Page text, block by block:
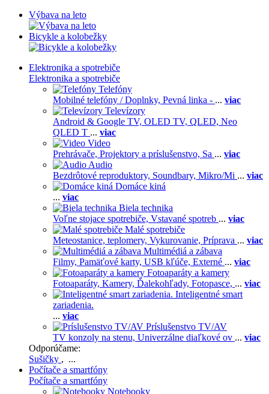
Výbava na leto
Bicykle a kolobežky
Elektronika a spotrebiče
Elektronika a spotrebiče
Telefóny
Mobilné telefóny / Doplnky, Pevná linka - ... viac
Televízory
Android & Google TV, OLED TV, QLED, Neo
QLED T ... viac
Video
Prehrávače, Projektory a príslušenstvo, Sa ... viac
Audio
Bezdrôtové reproduktory, Soundbary, Mikro/Mi ... viac
Domáce kiná
... viac
Biela technika
Voľne stojace spotrebiče, Vstavané spotreb ... viac
Malé spotrebiče
Meteostanice, teplomery, Vykurovanie, Príprava ... viac
Multimédiá a zábava
Filmy, Pamäťové karty, USB kľúče, Externé ... viac
Fotoaparáty a kamery
Fotoaparáty, Kamery, Ďalekohľady, Fotopasce, ... viac
Inteligentné smart
zariadenia.
... viac
Príslušenstvo TV/AV
TV konzoly na stenu, Univerzálne diaľkové ov ... viac
Odporúčame:
Sušičky , ...
Počítače a smartfóny
Počítače a smartfóny
Notebooky